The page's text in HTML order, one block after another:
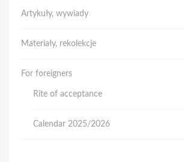
Artykuły, wywiady
Materiały, rekolekcje
For foreigners
Rite of acceptance
Calendar 2025/2026